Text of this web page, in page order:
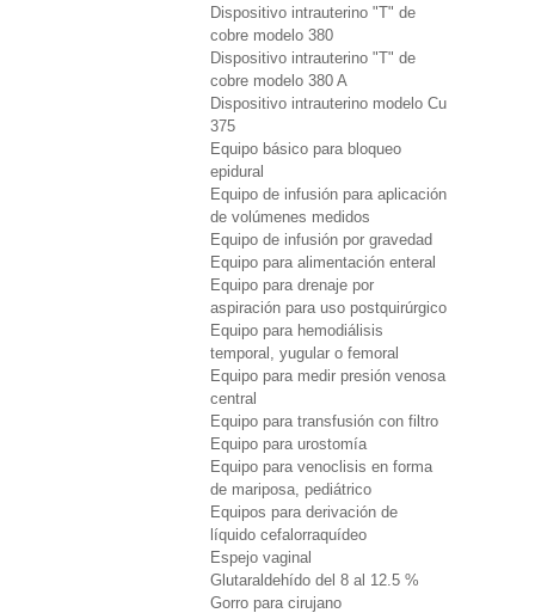
Dispositivo intrauterino "T" de
cobre modelo 380
Dispositivo intrauterino "T" de
cobre modelo 380 A
Dispositivo intrauterino modelo Cu
375
Equipo básico para bloqueo
epidural
Equipo de infusión para aplicación
de volúmenes medidos
Equipo de infusión por gravedad
Equipo para alimentación enteral
Equipo para drenaje por
aspiración para uso postquirúrgico
Equipo para hemodiálisis
temporal, yugular o femoral
Equipo para medir presión venosa
central
Equipo para transfusión con filtro
Equipo para urostomía
Equipo para venoclisis en forma
de mariposa, pediátrico
Equipos para derivación de
líquido cefalorraquídeo
Espejo vaginal
Glutaraldehído del 8 al 12.5 %
Gorro para cirujano